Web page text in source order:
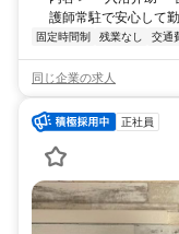
護師常駐で安心して
固定時間制 残業なし 交通
同じ企業の求人
正社員